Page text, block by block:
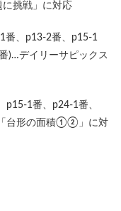
挑戦」に対応
番、p13-2番、p15-1
)…デイリーサピックス
1番、p24-1番、
台形の面積①②」に対